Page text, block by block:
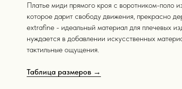
Платье миди прямого кроя с воротником-поло
которое дарит свободу движения, прекрасно
extrafine - идеальный материал для плечевых
нуждается в добавлении искусственных
тактильные ощущения.
Таблица размеров →